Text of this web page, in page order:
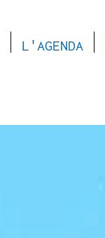
L'AGENDA